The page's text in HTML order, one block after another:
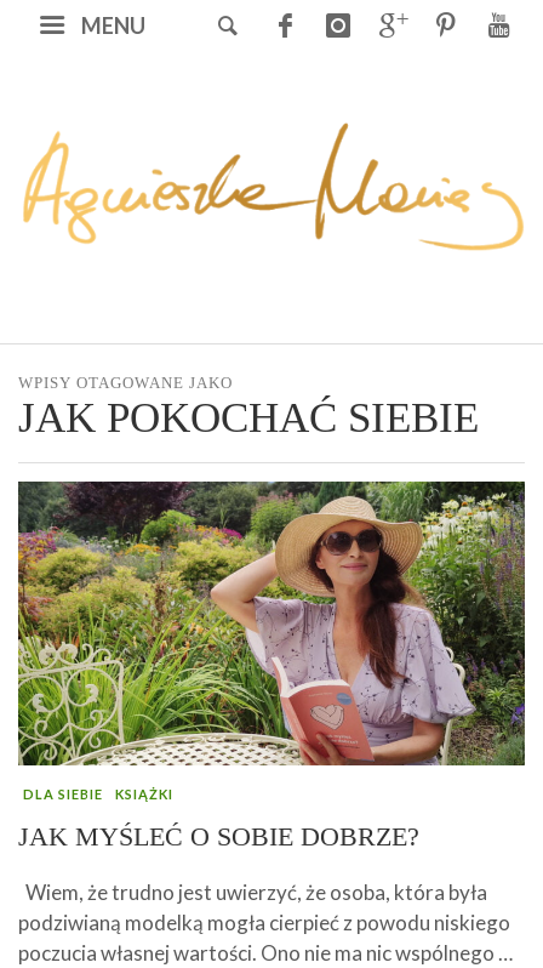
MENU
WPISY OTAGOWANE JAKO
JAK POKOCHAĆ SIEBIE
DLA SIEBIE KSIĄŻKI
JAK MYŚLEĆ O SOBIE DOBRZE?
Wiem, że trudno jest uwierzyć, że osoba, która była
podziwianą modelką mogła cierpieć z powodu niskiego
poczucia własnej wartości. Ono nie ma nic wspólnego …